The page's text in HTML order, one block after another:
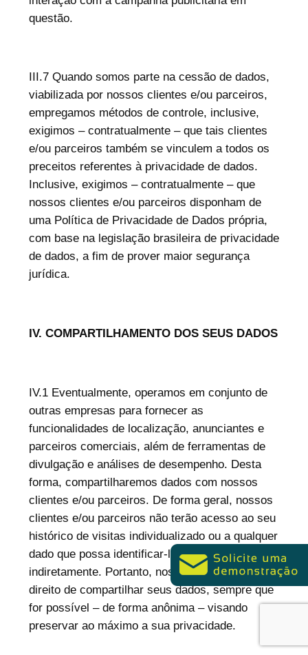
questão.
III.7 Quando somos parte na cessão de dados,
viabilizada por nossos clientes e/ou parceiros,
empregamos métodos de controle, inclusive,
exigimos – contratualmente – que tais clientes
e/ou parceiros também se vinculem a todos os
preceitos referentes à privacidade de dados.
Inclusive, exigimos – contratualmente – que
nossos clientes e/ou parceiros disponham de
uma Política de Privacidade de Dados própria,
com base na legislação brasileira de privacidade
de dados, a fim de prover maior segurança
jurídica.
IV. COMPARTILHAMENTO DOS SEUS DADOS
IV.1 Eventualmente, operamos em conjunto de
outras empresas para fornecer as
funcionalidades de localização, anunciantes e
parceiros comerciais, além de ferramentas de
divulgação e análises de desempenho. Desta
forma, compartilharemos dados com nossos
clientes e/ou parceiros. De forma geral, nossos
clientes e/ou parceiros não terão acesso ao seu
histórico de visitas individualizado ou a qualquer
dado que possa identificar-lhe direta ou
indiretamente. Portanto, nos reservamos no
direito de compartilhar seus dados, sempre que
for possível – de forma anônima – visando
preservar ao máximo a sua privacidade.